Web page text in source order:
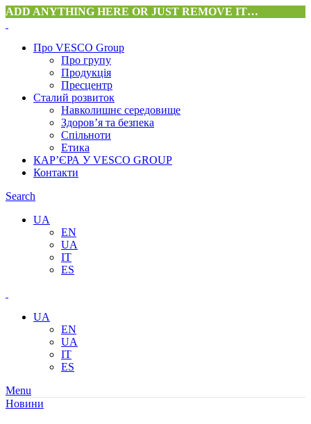
ADD ANYTHING HERE OR JUST REMOVE IT…
Про VESCO Group
Про групу
Продукція
Пресцентр
Сталий розвиток
Навколишнє середовище
Здоров’я та безпека
Спільноти
Етика
КАР’ЄРА У VESCO GROUP
Контакти
Search
UA
EN
UA
IT
ES
UA
EN
UA
IT
ES
Menu
Новини